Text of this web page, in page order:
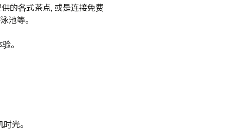
的各式茶点, 或是连接免费
池等。
。
光。